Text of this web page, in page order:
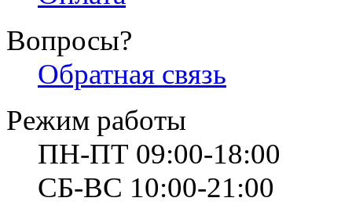
Вопросы?
Обратная связь
Режим работы
ПН-ПТ 09:00-18:00
СБ-ВС 10:00-21:00